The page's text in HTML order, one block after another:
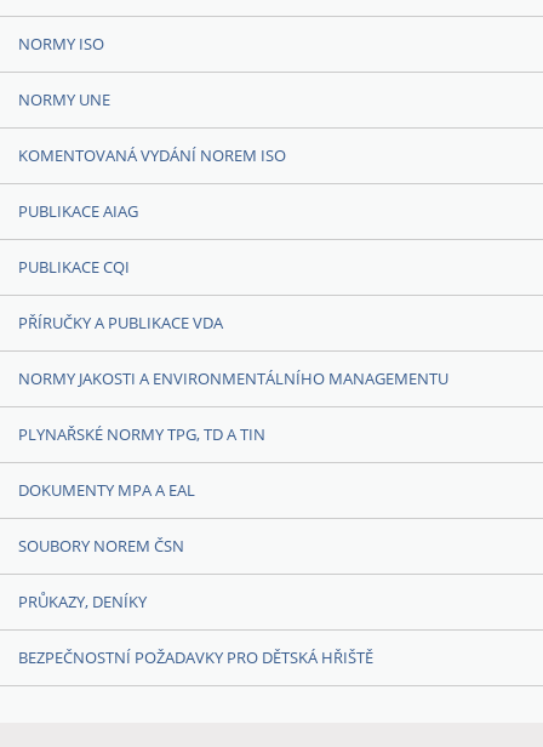
NORMY ISO
NORMY UNE
KOMENTOVANÁ VYDÁNÍ NOREM ISO
PUBLIKACE AIAG
PUBLIKACE CQI
PŘÍRUČKY A PUBLIKACE VDA
NORMY JAKOSTI A ENVIRONMENTÁLNÍHO MANAGEMENTU
PLYNAŘSKÉ NORMY TPG, TD A TIN
DOKUMENTY MPA A EAL
SOUBORY NOREM ČSN
PRŮKAZY, DENÍKY
BEZPEČNOSTNÍ POŽADAVKY PRO DĚTSKÁ HŘIŠTĚ